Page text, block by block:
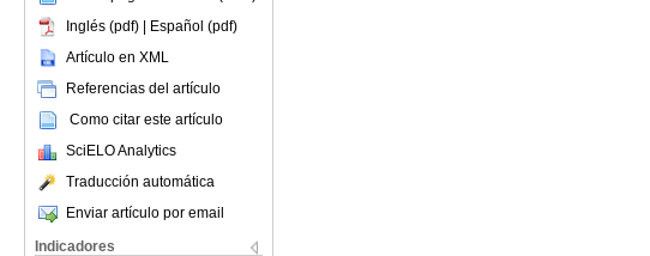
Inglés (pdf) | Español (pdf)
Artículo en XML
Referencias del artículo
Como citar este artículo
SciELO Analytics
Traducción automática
Enviar artículo por email
Indicadores